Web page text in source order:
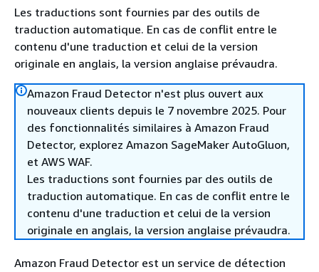
Les traductions sont fournies par des outils de
traduction automatique. En cas de conflit entre le
contenu d'une traduction et celui de la version
originale en anglais, la version anglaise prévaudra.
Amazon Fraud Detector n'est plus ouvert aux
nouveaux clients depuis le 7 novembre 2025. Pour
des fonctionnalités similaires à Amazon Fraud
Detector, explorez Amazon SageMaker AutoGluon,
et AWS WAF.
Les traductions sont fournies par des outils de
traduction automatique. En cas de conflit entre le
contenu d'une traduction et celui de la version
originale en anglais, la version anglaise prévaudra.
Amazon Fraud Detector est un service de détection